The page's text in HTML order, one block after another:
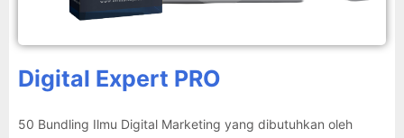
Digital Expert PRO
50 Bundling Ilmu Digital Marketing yang dibutuhkan oleh